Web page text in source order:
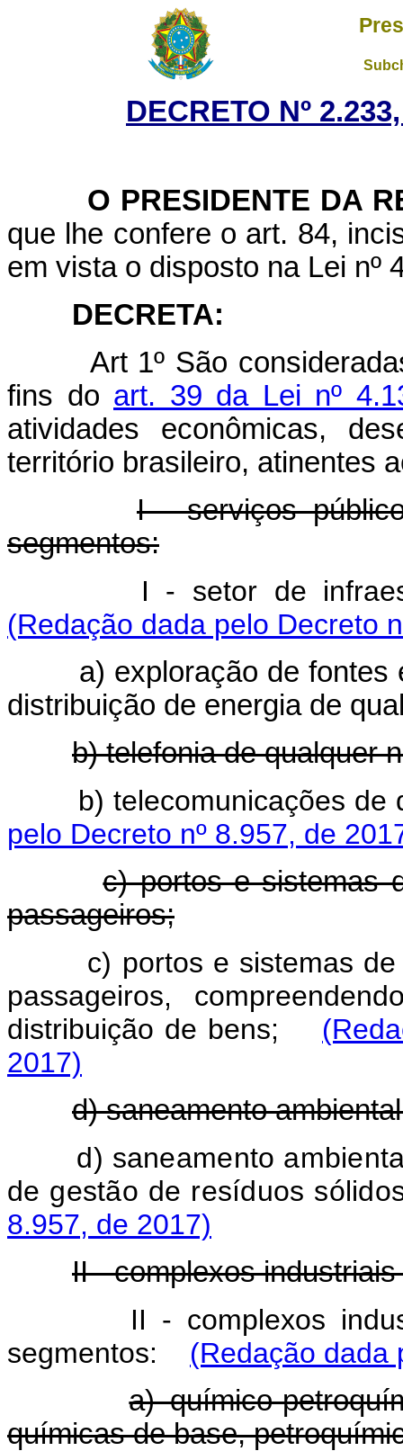
DECRETO Nº
O PRESIDENTE DA
que lhe confere o art. 84,
em vista o disposto na Lei nº
DECRETA:
Art 1º São
fins do art. 39 da Lei nº
atividades econômicas,
território brasileiro, atinentes
I - serviços
segmentos:
I - setor de
(Redação dada pelo Decreto
a) exploração de fontes
distribuição de energia de
b) telefonia de qualquer
b) telecomunicações
pelo Decreto nº 8.957, de
c) portos e sistemas
passageiros;
c) portos e sistemas
passageiros,
distribuição de bens;
2017)
d) saneamento
d) saneamento
de gestão de resíduos
8.957, de 2017)
II - complexos
II - complexos
segmentos: (Redação dada
a) químico-
químicas de base,